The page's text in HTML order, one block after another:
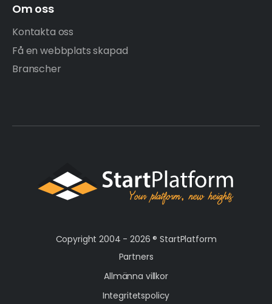
Om oss
Kontakta oss
Få en webbplats skapad
Branscher
Copyright 2004 - 2026 ®StartPlatform
Partners
Allmänna villkor
Integritetspolicy